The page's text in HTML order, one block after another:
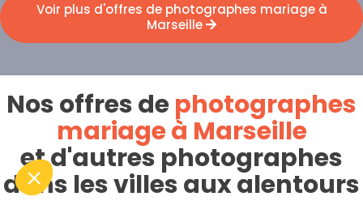
Voir plus d'offres de photographes mariage à
Marseille
Nos offres dephotographes
mariage à Marseille
et d'autres photographes
dans les villes aux alentours